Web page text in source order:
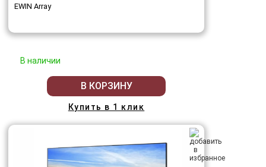
EWIN Array
В наличии
В КОРЗИНУ
Купить в 1 клик